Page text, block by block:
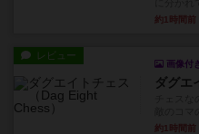
約1時間前
レビュー
画像付
ダグエ
約1時間前